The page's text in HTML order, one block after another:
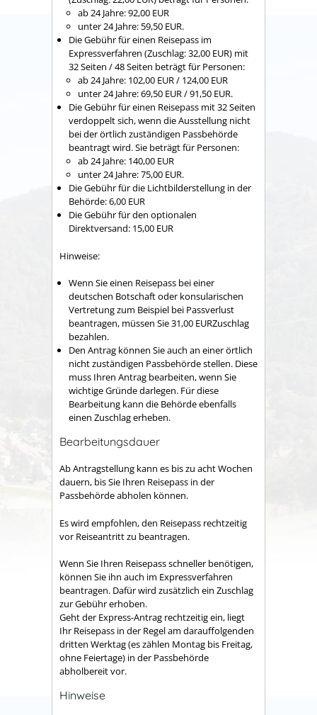
ab 24 Jahre: 92,00 EUR
unter 24 Jahre: 59,50 EUR.
Die Gebühr für einen Reisepass im
Expressverfahren (Zuschlag: 32,00 EUR) mit
32 Seiten / 48 Seiten beträgt für Personen:
ab 24 Jahre: 102,00 EUR / 124,00 EUR
unter 24 Jahre: 69,50 EUR / 91,50 EUR.
Die Gebühr für einen Reisepass mit 32 Seiten
verdoppelt sich,wenn die Ausstellung nicht
bei der örtlich zuständigen Passbehörde
beantragt wird. Sie beträgt für Personen:
ab 24 Jahre: 140,00 EUR
unter 24 Jahre: 75,00 EUR.
Die Gebühr für die Lichtbilderstellung in der
Behörde: 6,00 EUR
Die Gebühr für den optionalen
Direktversand: 15,00 EUR
Hinweise:
Wenn Sie einen Reisepass bei einer
deutschen Botschaft oder konsularischen
Vertretung zum Beispiel bei Passverlust
beantragen, müssen Sie 31,00 EURZuschlag
bezahlen.
Den Antrag können Sie auch an einer örtlich
nicht zuständigen Passbehörde stellen. Diese
muss Ihren Antrag bearbeiten, wenn Sie
wichtige Gründe darlegen. Für diese
Bearbeitung kann die Behörde ebenfalls
einen Zuschlag erheben.
Bearbeitungsdauer
Ab Antragstellung kann es bis zu acht Wochen
dauern, bis Sie Ihren Reisepass in der
Passbehörde abholen können.
Es wird empfohlen, den Reisepass rechtzeitig
vor Reiseantritt zu beantragen.
Wenn Sie Ihren Reisepass schneller benötigen,
können Sie ihn auch im Expressverfahren
beantragen. Dafür wird zusätzlich ein Zuschlag
zur Gebühr erhoben.
Geht der Express-Antrag rechtzeitig ein, liegt
Ihr Reisepass in der Regel am darauffolgenden
dritten Werktag (es zählen Montag bis Freitag,
ohne Feiertage) in der Passbehörde
abholbereit vor.
Hinweise